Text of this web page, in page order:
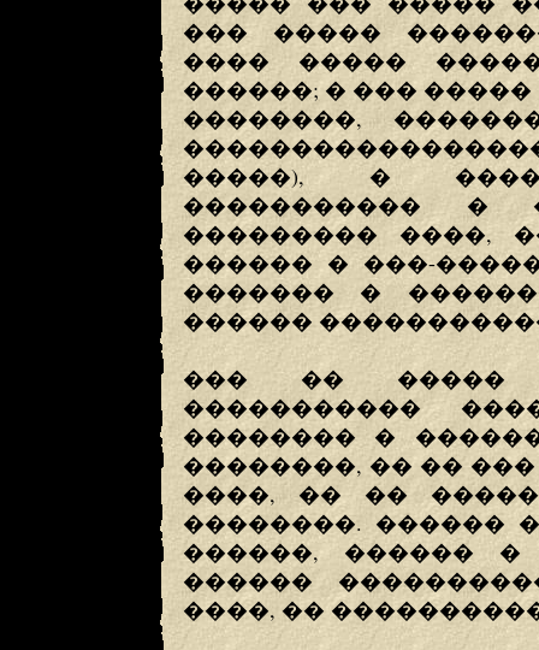
��� �����
���� �����
������; � ���
��������,
�����), �
����������� �
��������� ����,
������ � ���-
������� �
������
��� �� �����
�����������
�������� �
��������, �� ��
����, �� ��
��������. ������
������, ������
������
����, ��